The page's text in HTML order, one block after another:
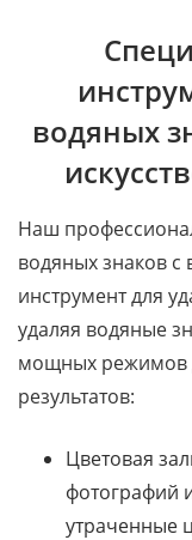
водяных
Наш
водяных знаков с
инструмент для
удаляя водяные
мощных режимов
результатов:
Цветовая
фотографий
утраченные